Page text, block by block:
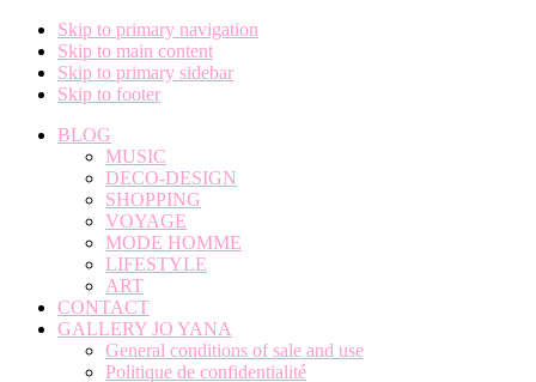
Skip to primary navigation
Skip to main content
Skip to primary sidebar
Skip to footer
BLOG
MUSIC
DECO-DESIGN
SHOPPING
VOYAGE
MODE HOMME
LIFESTYLE
ART
CONTACT
GALLERY JO YANA
General conditions of sale and use
Politique de confidentialité